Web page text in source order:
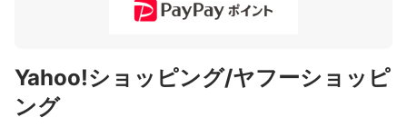
Yahoo!ショッピング/ヤフーショッピ
ング